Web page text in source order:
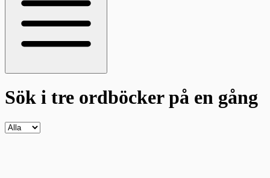
Sök i tre ordböckerpå en gång